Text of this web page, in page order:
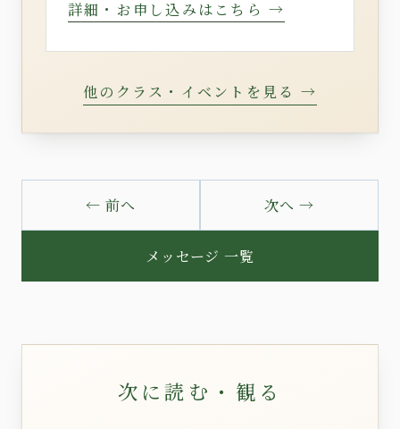
詳細・お申し込みはこちら →
他のクラス・イベントを見る →
← 前へ
メッセージ 一覧
次へ →
次に読む・観る